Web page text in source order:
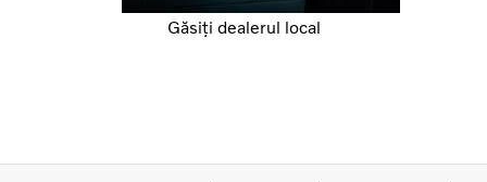
Găsiți dealerul local